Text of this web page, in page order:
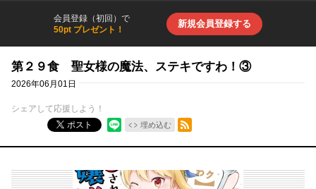
会員登録（初回）で
50pt プレゼント！
新規会員登録する
第２９食 聖女様の魔法、ステキですわ！③
2026年06月01日
シェアして応援しよう！
ポスト
埋め込む
RSSフィード